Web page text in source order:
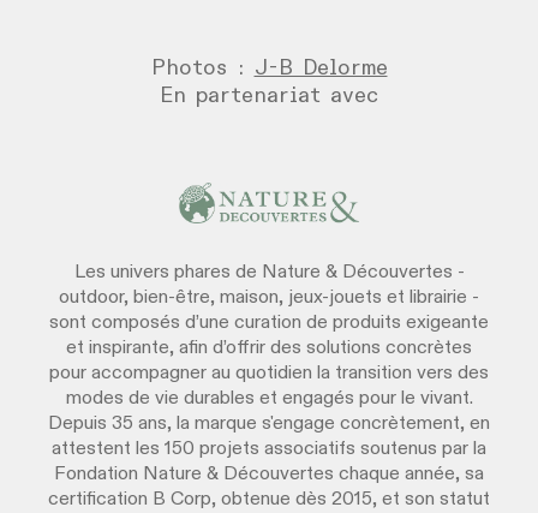
Photos : J-B Delorme
En partenariat avec
Les univers phares de Nature & Découvertes -
outdoor, bien-être, maison, jeux-jouets et librairie -
sont composés d’une curation de produits exigeante
et inspirante, afin d’offrir des solutions concrètes
pour accompagner au quotidien la transition vers des
modes de vie durables et engagés pour le vivant.
Depuis 35 ans, la marque s'engage concrètement, en
attestent les 150 projets associatifs soutenus par la
Fondation Nature & Découvertes chaque année, sa
certification B Corp, obtenue dès 2015, et son statut